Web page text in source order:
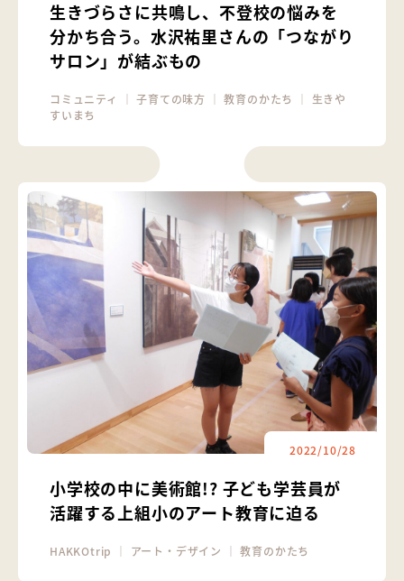
生きづらさに共鳴し、不登校の悩みを
分かち合う。水沢祐里さんの「つながり
サロン」が結ぶもの
コミュニティ ｜子育ての味方 ｜教育のかたち ｜ 生きや
すいまち
2022/10/28
小学校の中に美術館!? 子ども学芸員が
活躍する上組小のアート教育に迫る
HAKKOtrip ｜ アート・デザイン ｜教育のかたち